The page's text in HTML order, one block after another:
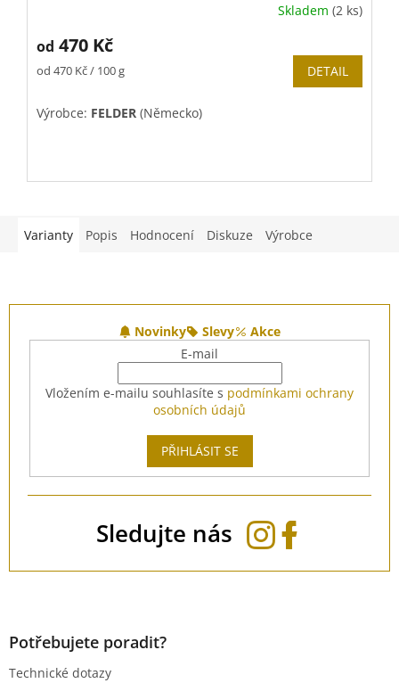
Skladem (2 ks)
od 470 Kč
Měrná
od 470 Kč / 100 g DETAIL
Výrobce: FELDER (Německo)
Varianty Popis Hodnocení Diskuze Výrobce
Novinky Slevy
Akce
E-mail
Vložením e-mailu souhlasíte s podmínkami ochrany
osobních údajů
PŘIHLÁSIT SE
Sledujte nás
Potřebujete poradit?
Technické dotazy